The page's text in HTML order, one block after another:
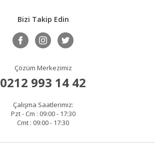
Bizi Takip Edin
Çözüm Merkezimiz
0212 993 14 42
Çalışma Saatlerimiz:
Pzt - Cm : 09:00 - 17:30
Cmt : 09:00 - 17:30